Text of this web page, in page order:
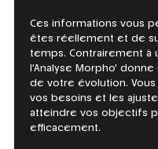
Ces informations vous
êtes réellement et de
temps. Contrairement à
l’Analyse Morpho’
de votre évolution.
vos besoins et les
atteindre vos objectifs
efficacement.